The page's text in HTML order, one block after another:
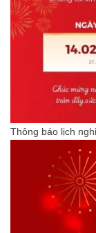
Thông báo lịch